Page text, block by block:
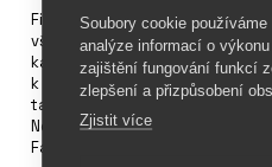
Fifa jmenovala Calm oficiálním
všímavosti pro mistrovství
každému hráči, členovi
k osobní aplikaci zdarma.
také mistrovství světa 2023 v
Novém Zélandu a 2023 FIFAe
Fanoušci navíc mohou získat
Soubory cookie
analýze informací o
zajištění fungování funkcí
zlepšení a přizpůsobení
Zjistit více